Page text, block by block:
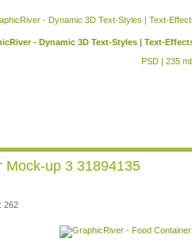
- Dynamic 3D Text-Styles | Text-
PSD | 235
Mock-up 3 31894135
262